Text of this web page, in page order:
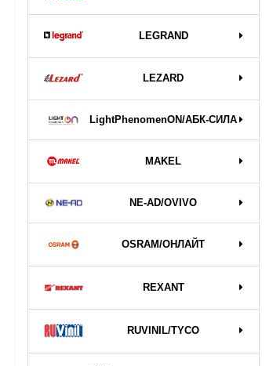
LEGRAND
LEZARD
LightPhenomenON/АБК-СИЛА
MAKEL
NE-AD/OVIVO
OSRAM/ОНЛАЙТ
REXANT
RUVINIL/TYCO